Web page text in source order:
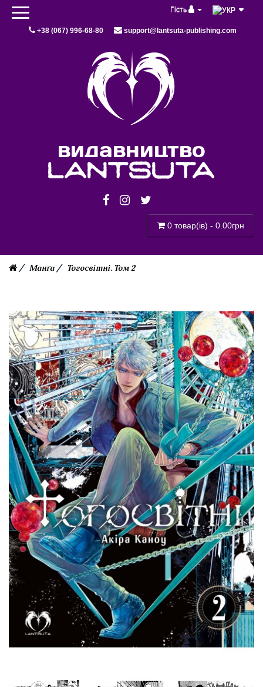
Гість
+38 (067) 996-68-80 support@lantsuta-publishing.com
видавництво
lantsuta
0 товар(ів) - 0.00грн
Манґа Тогосвітні. Том 2